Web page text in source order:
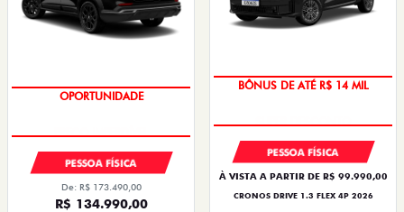
OPORTUNIDADE
PESSOA FÍSICA
De: R$ 173.490,00
R$ 134.990,00
BÔNUS DE ATÉ R$ 14 MIL
PESSOA FÍSICA
À VISTA A PARTIR DE R$ 99.990,00
CRONOS DRIVE 1.3 FLEX 4P 2026